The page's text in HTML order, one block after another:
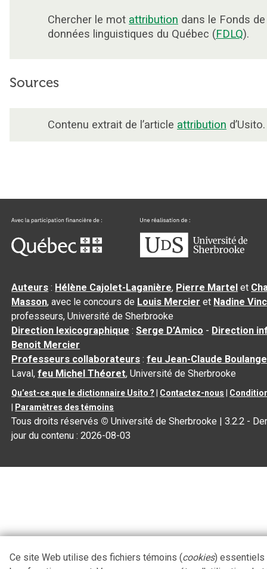
Chercher le mot attribution dans le Fonds de
données linguistiques du Québec (FDLQ).
Sources
Contenu extrait de l’article attribution d’Usito.
Auteurs : Hélène Cajolet-Laganière, Pierre Martel et
Masson, avec le concours de Louis Mercier et Nadine
professeurs, Université de Sherbrooke
Direction lexicographique :Serge D’Amico - Direction
Benoit Mercier
Professeurs collaborateurs :feu Jean-Claude
Laval,feu Michel Théoret, Université de Sherbrooke
Qu’est-ce que le dictionnaire Usito ? Contactez-nous
Paramètres des témoins
Tous droits réservés © Université de Sherbrooke |3.2.2 -
jour du contenu :2026-08-03
Ce site Web utilise des fichiers témoins (cookies) essentiels